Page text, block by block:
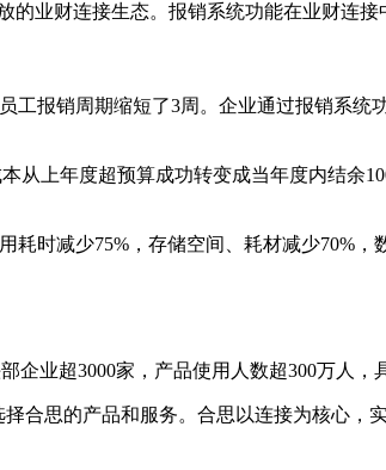
业财连接生态。报销系统功能在业财连
报销周期缩短了3周。企业通过报销系统
从上年度超预算成功转变成当年度内结余
时减少75%，存储空间、耗材减少70%，
业超3000家，产品使用人数超300万人，
合思的产品和服务。合思以连接为核心，